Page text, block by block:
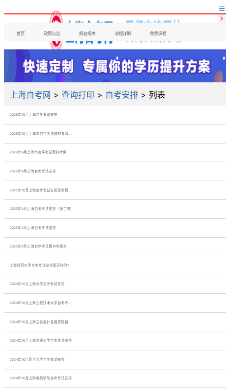

首页 政策公告 报名报考 流程详解 免费课程

上海自考网 > 查询打印 > 自考安排> 列表
2026年10月上海自考考试安排
2026年10月上海市自学考试教材考纲...
2026年4月上海市自学考试教材考纲...
2026年4月上海自考考试安排
2025年10月上海自考考试安排及考纲...
2025年4月上海自考考试安排（第二周）
2025年4月上海自考考试安排
2025年4月上海自学考试教材考纲书...
上海师范大学自考考试安排是怎样的?
2024年10月上海大学自考考试安排
2024年10月上海工程技术大学自考考...
2024年10月上海立信会计金融学院自...
2024年10月上海交通大学自考考试安排
2024年10月复旦大学自考考试安排
2024年10月上海电机学院自考考试安排